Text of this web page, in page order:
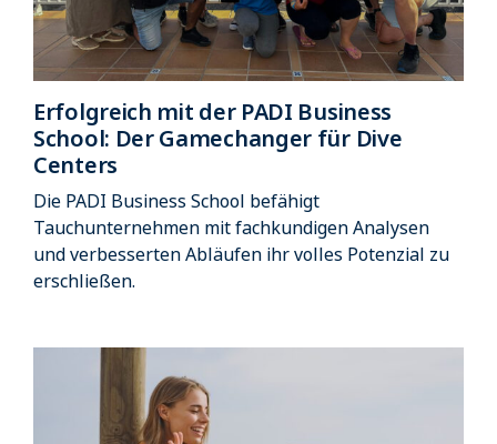
Erfolgreich mit der PADI Business
School: Der Gamechanger für Dive
Centers
Die PADI Business School befähigt
Tauchunternehmen mit fachkundigen Analysen
und verbesserten Abläufen ihr volles Potenzial zu
erschließen.